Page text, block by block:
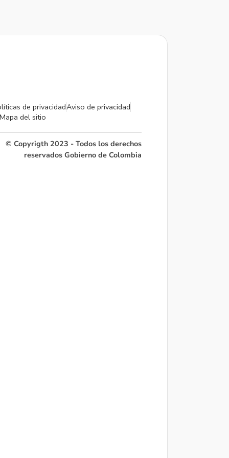
de privacidadAviso de privacidad
Mapa del sitio
© Copyrigth 2023 - Todos los derechos
reservados Gobierno de Colombia